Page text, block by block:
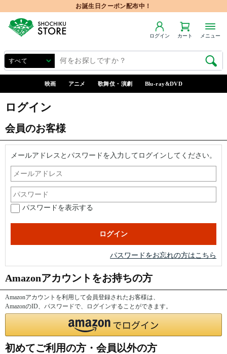
お誕生日クーポン配布中！
ログイン カート メニュー
映画 アニメ 歌舞伎・演劇 Blu-ray&DVD
ログイン
会員のお客様
メールアドレスとパスワードを入力してログインしてください。
パスワードを表示する
パスワードをお忘れの方はこちら
Amazonアカウントをお持ちの方
Amazonアカウントを利用して会員登録されたお客様は、
AmazonのID、パスワードで、ログインすることができます。
初めてご利用の方・会員以外の方